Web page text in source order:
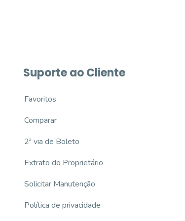
Suporte ao Cliente
Favoritos
Comparar
2ª via de Boleto
Extrato do Proprietário
Solicitar Manutenção
Política de privacidade